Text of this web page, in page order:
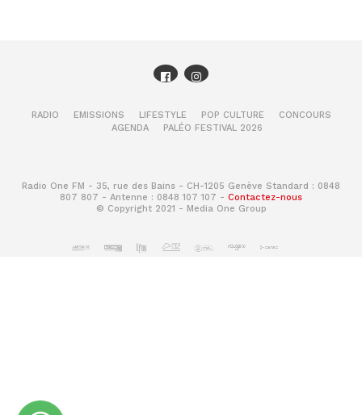
RADIO EMISSIONS LIFESTYLE POP CULTURE
CONCOURS
AGENDA
PALÉO FESTIVAL 2026
Radio One FM - 35, rue des Bains - CH-1205 Genève Standard : 0848
807 807 - Antenne : 0848 107 107 - Contactez-nous
© Copyright 2021 - Media One Group